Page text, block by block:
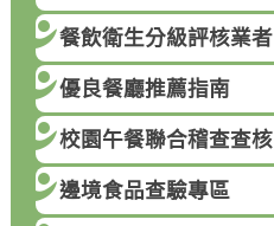
餐飲衛生分級評核業者
優良餐廳推薦指南
校園午餐聯合稽查查核
邊境食品查驗專區